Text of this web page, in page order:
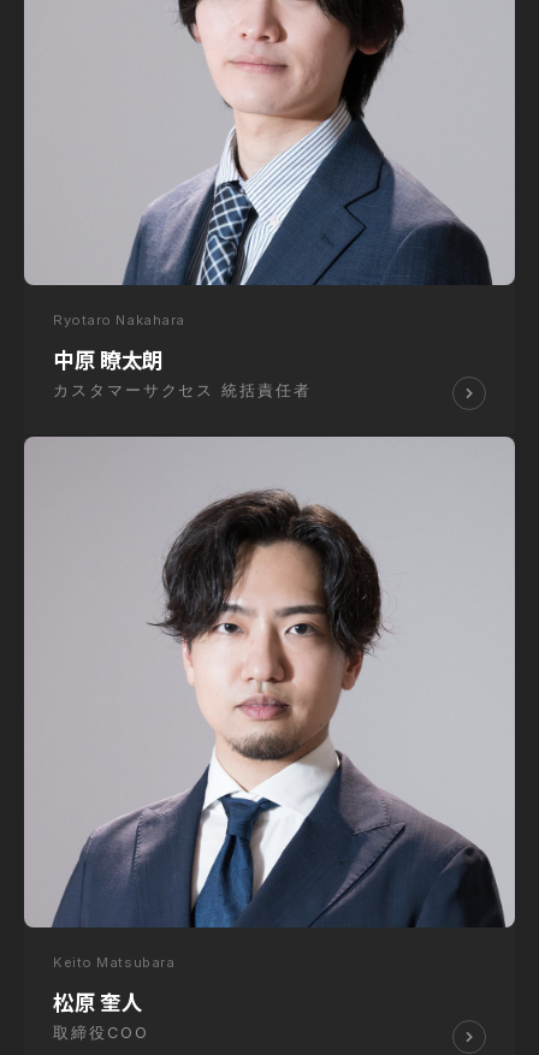
Ryotaro Nakahara
中原 瞭太朗
カスタマーサクセス 統括責任者
Keito Matsubara
松原 奎人
取締役COO